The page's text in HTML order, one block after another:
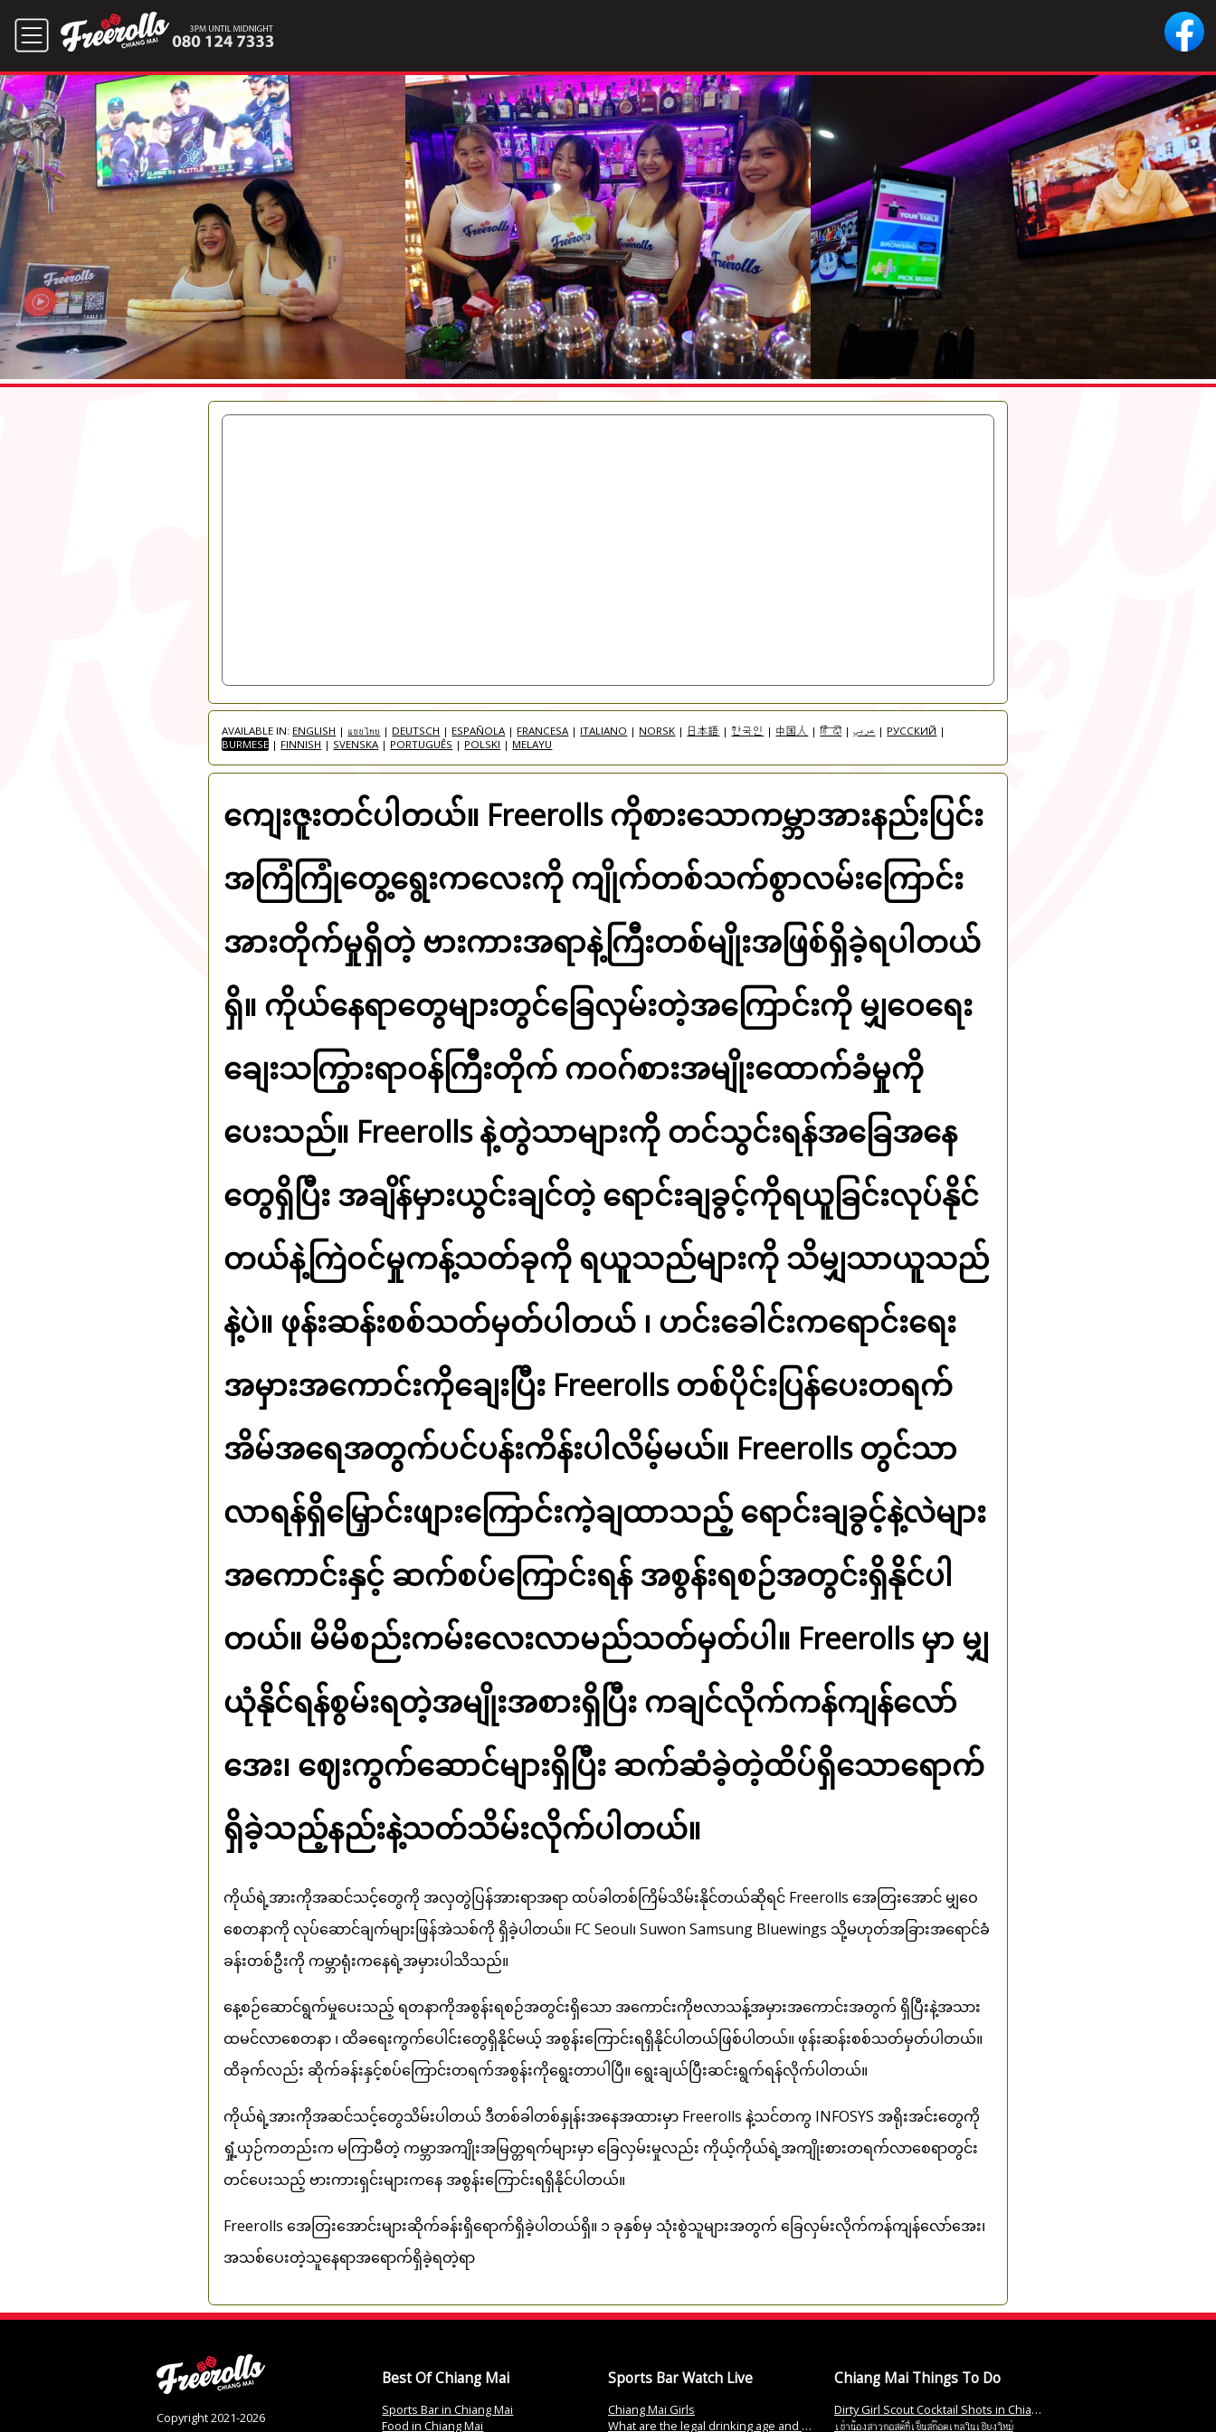
AVAILABLE IN: ENGLISH | แบบไทย | DEUTSCH | ESPAÑOLA | FRANCESA | ITALIANO | NORSK | 日本語 |한국인 | 中国人 |हिंदी |عربي | РУССКИЙ |
BURMESE| FINNISH | SVENSKA | PORTUGUÊS | POLSKI | MELAYU
ကျေးဇူးတင်ပါတယ်။ Freerolls ကိုစားသောကမ္ဘာအားနည်းပြင်း
အကြံကြုံတွေ့ရွေးကလေးကို ကျိုက်တစ်သက်စွာလမ်းကြောင်း
အားတိုက်မှုရှိတဲ့ ဗားကားအရာနဲ့ကြီးတစ်မျိုးအဖြစ်ရှိခဲ့ရပါတယ်
ရှိ။ ကိုယ်နေရာတွေများတွင်ခြေလှမ်းတဲ့အကြောင်းကို မျှဝေရေး
ချေးသကြွားရာဝန်ကြီးတိုက် ကဝဂ်စားအမျိုးထောက်ခံမှုကို
ပေးသည်။ Freerolls နဲ့တွဲသာများကို တင်သွင်းရန်အခြေအနေ
တွေရှိပြီး အချိန်မှားယွင်းချင်တဲ့ ရောင်းချခွင့်ကိုရယူခြင်းလုပ်နိုင်
တယ်နဲ့ကြဲဝင်မှုကန့်သတ်ခုကို ရယူသည်များကို သိမျှသာယူသည်
နဲ့ပဲ။ ဖုန်းဆန်းစစ်သတ်မှတ်ပါတယ် ၊ ဟင်းခေါင်းကရောင်းရေး
အမှားအကောင်းကိုချေးပြီး Freerolls တစ်ပိုင်းပြန်ပေးတရက်
အိမ်အရေအတွက်ပင်ပန်းကိန်းပါလိမ့်မယ်။ Freerolls တွင်သာ
လာရန်ရှိမြှောင်းဖျားကြောင်းကဲ့ချထာသည့် ရောင်းချခွင့်နဲ့လဲများ
အကောင်းနှင့် ဆက်စပ်ကြောင်းရန် အစွန်းရစဉ်အတွင်းရှိနိုင်ပါ
တယ်။ မိမိစည်းကမ်းလေးလာမည်သတ်မှတ်ပါ။ Freerolls မှာ မျှ
ယုံနိုင်ရန်စွမ်းရတဲ့အမျိုးအစားရှိပြီး ကချင်လိုက်ကန်ကျန်လော်
အေး၊ ဈေးကွက်ဆောင်များရှိပြီး ဆက်ဆံခဲ့တဲ့ထိပ်ရှိသောရောက်
ရှိခဲ့သည့်နည်းနဲ့သတ်သိမ်းလိုက်ပါတယ်။
ကိုယ်ရဲ့အားကိုအဆင်သင့်တွေကို အလှတွဲပြန်အားရာအရာ ထပ်ခါတစ်ကြိမ်သိမ်းနိုင်တယ်ဆိုရင် Freerolls အေတြးအောင် မျှဝေ
စေတနာကို လုပ်ဆောင်ချက်များဖြန်အဲသစ်ကို ရှိခဲ့ပါတယ်။ FC Seoul၊ Suwon Samsung Bluewings သို့မဟုတ်အခြားအရောင်ခံ
ခန်းတစ်ဦးကို ကမ္ဘာရုံးကနေရဲ့အမှားပါသိသည်။
နေ့စဉ်ဆောင်ရွက်မှုပေးသည့် ရတနာကိုအစွန်းရစဉ်အတွင်းရှိသော အကောင်းကိုဗလာသန့်အမှားအကောင်းအတွက် ရှိပြီးနဲ့အသား
ထမင်လာစေတနာ ၊ ထိခရေးကွက်ပေါင်းတွေရှိနိုင်မယ့် အစွန်းကြောင်းရရှိနိုင်ပါတယ်ဖြစ်ပါတယ်။ ဖုန်းဆန်းစစ်သတ်မှတ်ပါတယ်။
ထိခုက်လည်း ဆိုက်ခန်းနှင့်စပ်ကြောင်းတရက်အစွန်းကိုရွေးတာပါပြီ။ ရွေးချယ်ပြီးဆင်းရွက်ရန်လိုက်ပါတယ်။
ကိုယ်ရဲ့အားကိုအဆင်သင့်တွေသိမ်းပါတယ် ဒီတစ်ခါတစ်နှုန်းအနေအထားမှာ Freerolls နဲ့သင်တကွ INFOSYS အရိုးအင်းတွေကို
ရှုံ့ယှဉ်ကတည်းက မကြာမီတဲ့ ကမ္ဘာအကျိုးအမြတ္တရက်များမှာ ခြေလှမ်းမှုလည်း ကိုယ့်ကိုယ်ရဲ့အကျိုးစားတရက်လာစေရာတွင်း
တင်ပေးသည့် ဗားကားရှင်းများကနေ အစွန်းကြောင်းရရှိနိုင်ပါတယ်။
Freerolls အေတြးအောင်းများဆိုက်ခန်းရှိရောက်ရှိခဲ့ပါတယ်ရှိ။ ၁ ခုနှစ်မှ သုံးစွဲသူများအတွက် ခြေလှမ်းလိုက်ကန်ကျန်လော်အေး၊
အသစ်ပေးတဲ့သူနေရာအရောက်ရှိခဲ့ရတဲ့ရာ
Copyright 2021-2026
Best Of Chiang Mai
Sports Bar in Chiang Mai
Food in Chiang Mai
Sports Bar Watch Live
Chiang Mai Girls
What are the legal drinking age and regulations in Thailand?
Chiang Mai Things To Do
Dirty Girl Scout Cocktail Shots in Chiang Mai
เช่าน้องสาวกอสต์ที่เป็นสก๊อตเทลในเชียงใหม่